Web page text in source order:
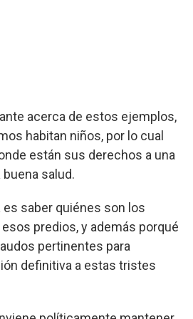
acerca de estos ejemplos,
habitan niños, por lo cual
están sus derechos a una
salud.
es saber quiénes son los
predios, y además porqué
pertinentes para
definitiva a estas tristes